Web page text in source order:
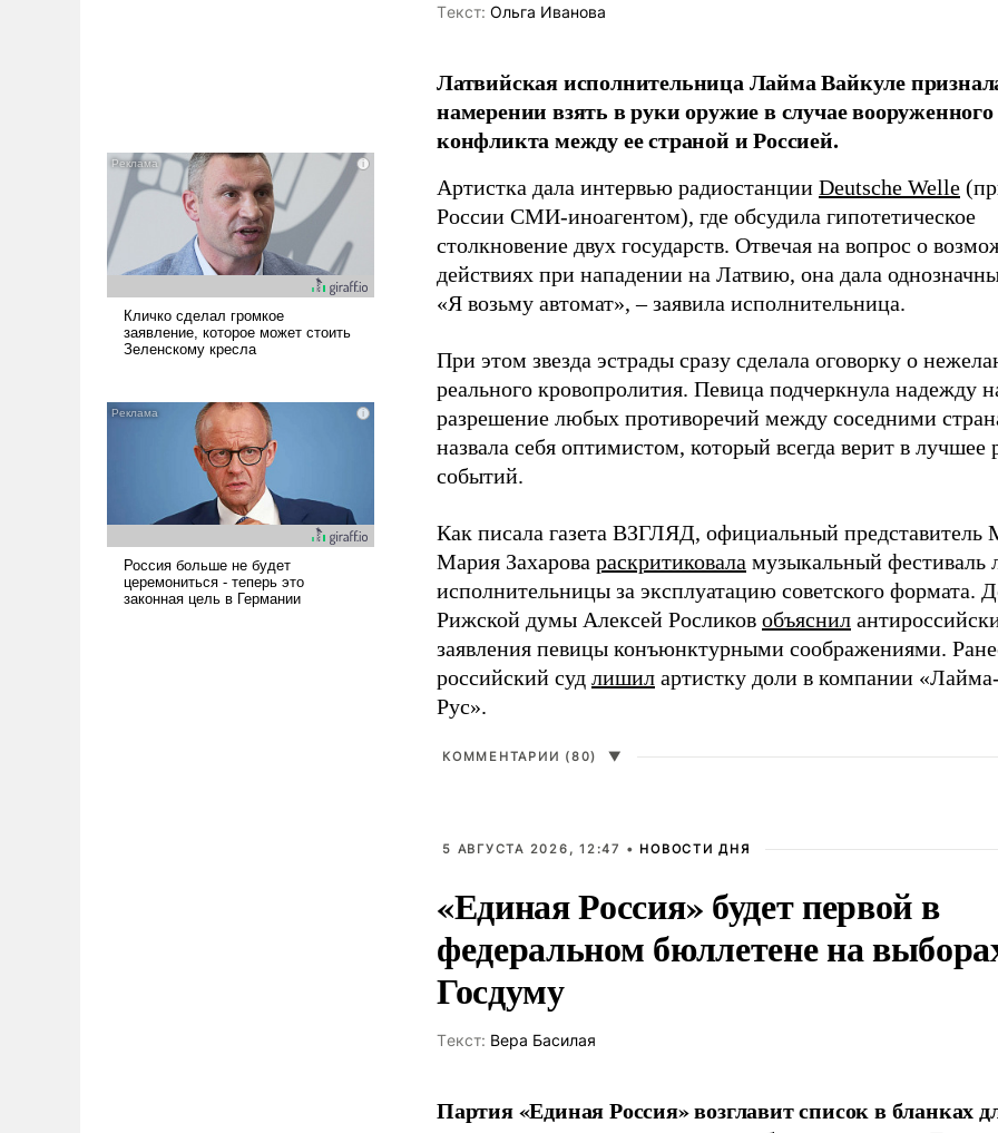
Tекст: Ольга Иванова
Латвийская исполнительница Лайма Вайкуле
намерении взять в руки оружие в случае вооруженного
конфликта между ее страной и Россией.
Артистка дала интервью радиостанции Deutsche Welle
России СМИ-иноагентом), где обсудила гипотетическое
столкновение двух государств. Отвечая на вопрос о
действиях при нападении на Латвию, она дала
«Я возьму автомат», – заявила исполнительница.
При этом звезда эстрады сразу сделала оговорку о
реального кровопролития. Певица подчеркнула надежду
разрешение любых противоречий между соседними
назвала себя оптимистом, который всегда верит в лучшее
событий.
Как писала газета ВЗГЛЯД, официальный
Мария Захарова раскритиковала музыкальный фестиваль
исполнительницы за эксплуатацию советского формата.
Рижской думы Алексей Росликов объяснил
заявления певицы конъюнктурными соображениями.
российский суд лишил артистку доли в компании
Рус».
КОММЕНТАРИИ (80) ▼
5 АВГУСТА 2026, 12:47 • НОВОСТИ ДНЯ
«Единая Россия» будет первой в
федеральном бюллетене на
Госдуму
Tекст: Вера Басилая
Партия «Единая Россия» возглавит список в бланках